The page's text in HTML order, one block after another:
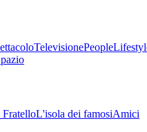
TelevisionePeople
FratelloL'isola dei famosiAmici